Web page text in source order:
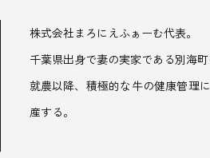
皆さまの酪農経営に役立てる、さまざ
オンラインのスポン
株式会社まろにえふぁーむ代表。
千葉県出身で妻の実家である別海町
就農以降、積極的な牛の健康管理
産する。